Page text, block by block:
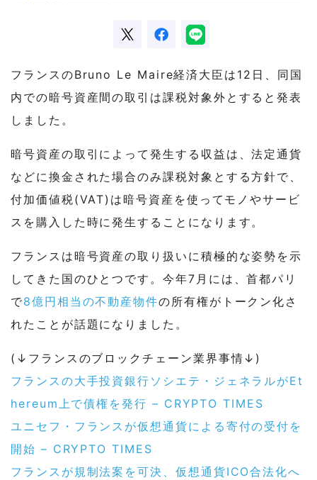
フランスのBruno Le Maire経済大臣は12日、同国
内での暗号資産間の取引は課税対象外とすると発表
しました。
暗号資産の取引によって発生する収益は、法定通貨
などに換金された場合のみ課税対象とする方針で、
付加価値税(VAT)は暗号資産を使ってモノやサービ
スを購入した時に発生することになります。
フランスは暗号資産の取り扱いに積極的な姿勢を示
してきた国のひとつです。今年7月には、首都パリ
で8億円相当の不動産物件の所有権がトークン化さ
れたことが話題になりました。
(↓フランスのブロックチェーン業界事情↓)
フランスの大手投資銀行ソシエテ・ジェネラルがEt
hereum上で債権を発行 – CRYPTO TIMES
ユニセフ・フランスが仮想通貨による寄付の受付を
開始 – CRYPTO TIMES
フランスが規制法案を可決、仮想通貨ICO合法化へ